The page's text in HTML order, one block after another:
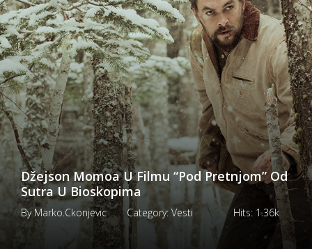
Džejson Momoa U Filmu “Pod Pretnjom” Od
Sutra U Bioskopima
ByMarko.ckonjevic Category: Vesti Hits: 1.36k